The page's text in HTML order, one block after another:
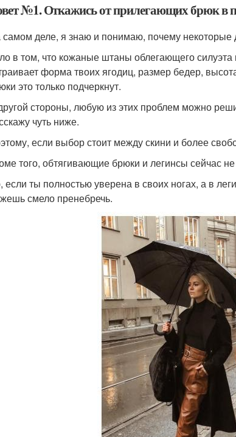
№1. Откажись от прилегающих брюк в
деле, я знаю и понимаю, почему некоторые
в том, что кожаные штаны облегающего
форма твоих ягодиц, размер бедер,
это только подчеркнут.
стороны, любую из этих проблем можно
чуть ниже.
если выбор стоит между скини и более
того, обтягивающие брюки и легинсы сейчас
если ты полностью уверена в своих ногах, а в
смело пренебречь.